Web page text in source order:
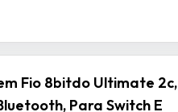
Fio 8bitdo Ultimate 2c,
Para Switch E